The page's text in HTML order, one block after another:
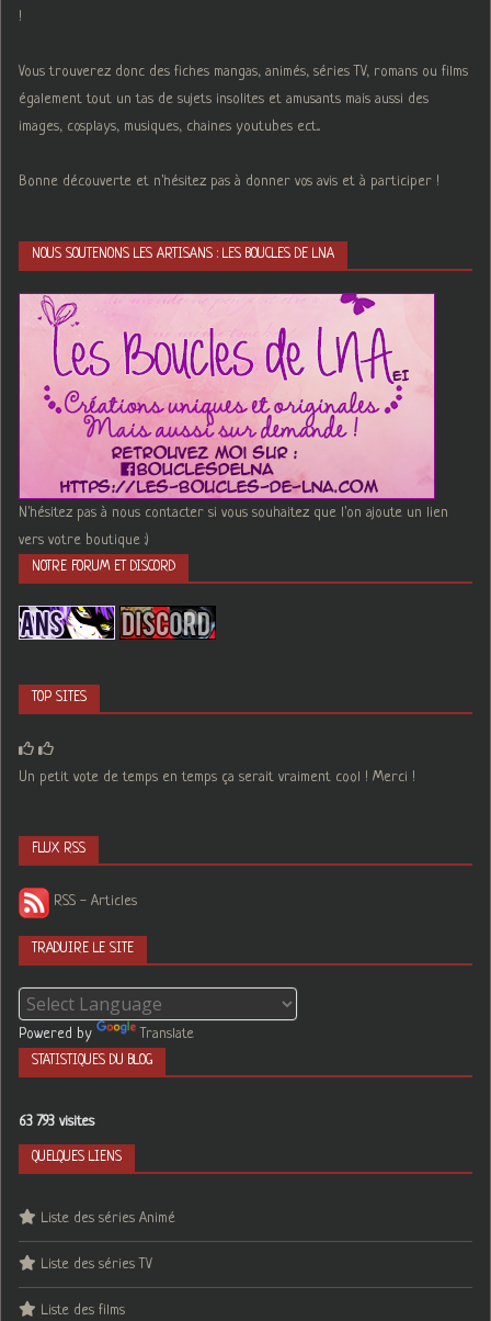
!
Vous trouverez donc des fiches mangas, animés, séries TV, romans ou films
également tout un tas de sujets insolites et amusants mais aussi des
images, cosplays, musiques, chaines youtubes ect...
Bonne découverte et n'hésitez pas à donner vos avis et à participer !
NOUS SOUTENONS LES ARTISANS : LES BOUCLES DE LNA
N'hésitez pas à nous contacter si vous souhaitez que l'on ajoute un lien
vers votre boutique :)
NOTRE FORUM ET DISCORD
TOP SITES
Un petit vote de temps en temps ça serait vraiment cool ! Merci !
FLUX RSS
RSS - Articles
TRADUIRE LE SITE
Powered by Translate
STATISTIQUES DU BLOG
63 793 visites
QUELQUES LIENS
Liste des séries Animé
Liste des séries TV
Liste des films